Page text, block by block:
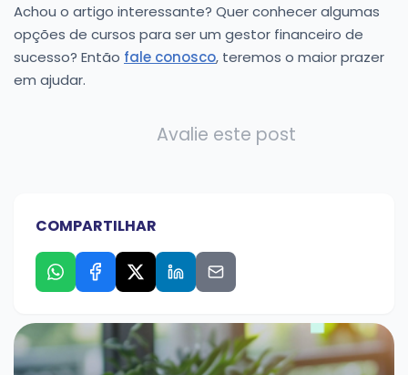
Achou o artigo interessante? Quer conhecer algumas
opções de cursos para ser um gestor financeiro de
sucesso? Então fale conosco, teremos o maior prazer
em ajudar.
Avalie este post
COMPARTILHAR